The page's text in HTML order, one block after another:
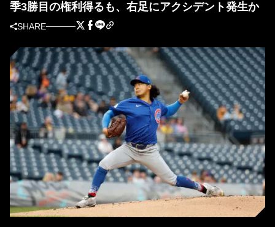
季3勝目の権利得るも、右足にアクシデント発生か
SHARE